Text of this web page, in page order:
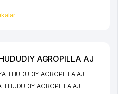
AGROPILLA AJ
HUDUDIY AGROPILLA AJ
HUDUDIY AGROPILLA AJ